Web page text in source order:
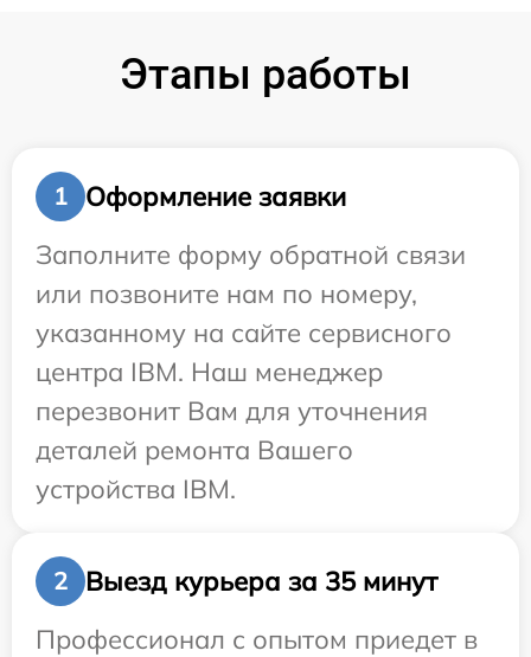
Этапы работы
1
Оформление заявки
Заполните форму обратной связи
или позвоните нам по номеру,
указанному на сайте сервисного
центра IBM. Наш менеджер
перезвонит Вам для уточнения
деталей ремонта Вашего
устройства IBM.
2
Выезд курьера за 35 минут
Профессионал с опытом приедет в